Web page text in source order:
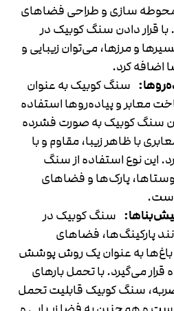
محوطه سازی و طراحی فضاهای
قرار دادن سنگ کوبیک در
و مرزها، می‌توان زیبایی و
اضافه کرد.
سنگ کوبیک به عنوان
معابر و پیاده‌روها استفاده
سنگ کوبیک به صورت فشرده
با ظاهر زیبا، مقاوم و با
این نوع استفاده از سنگ
پارک‌ها و فضاهای
است.
سنگ کوبیک در
پارکینگ‌ها، فضاهای
به عنوان یک روش پوشش
می‌گیرد. با تحمل بارهای
سنگ کوبیک قابلیت تحمل